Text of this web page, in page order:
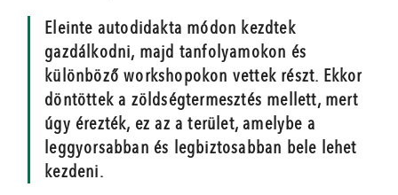
Eleinte autodidakta módon kezdtek
gazdálkodni, majd tanfolyamokon és
különböző workshopokon vettek részt. Ekkor
döntöttek a zöldségtermesztés mellett, mert
úgy érezték, ez az a terület, amelybe a
leggyorsabban és legbiztosabban bele lehet
kezdeni.